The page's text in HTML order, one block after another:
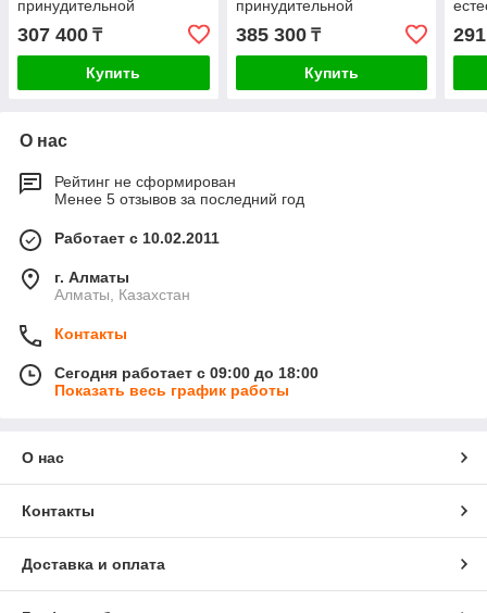
принудительной
KVZV 250-85-1800
307 400 ₸
Купить
принудительной
конвекцией - Techo Vent
KVZV 250-85-2200
385 300₸
Купить
85-
О нас
Рейтинг не сформирован
Менее 5 отзывов за последний год
Работает с 10.02.2011
г. Алматы
Алматы, Казахстан
Контакты
Сегодня работает с 09:00 до 18:00
Показать весь график работы
О нас
Контакты
Доставка и оплата